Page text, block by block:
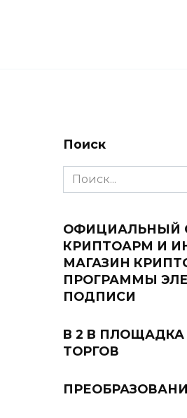
Поиск
Search
for:
ОФИЦИАЛЬНЫЙ
КРИПТОАРМ И
МАГАЗИН
ПРОГРАММЫ
ПОДПИСИ
B 2 B
ТОРГОВ